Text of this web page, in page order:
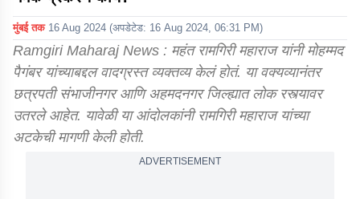
मुंबई तक 16 Aug 2024 (अपडेटेड: 16 Aug 2024, 06:31 PM)
Ramgiri Maharaj News : महंत रामगिरी महाराज यांनी मोहम्मद
पैगंबर यांच्याबद्दल वादग्रस्त व्यक्तव्य केलं होतं. या वक्यव्यानंतर
छत्रपती संभाजीनगर आणि अहमदनगर जिल्ह्यात लोक रस्त्यावर
उतरले आहेत. यावेळी या आंदोलकांनी रामगिरी महाराज यांच्या
अटकेची मागणी केली होती.
ADVERTISEMENT